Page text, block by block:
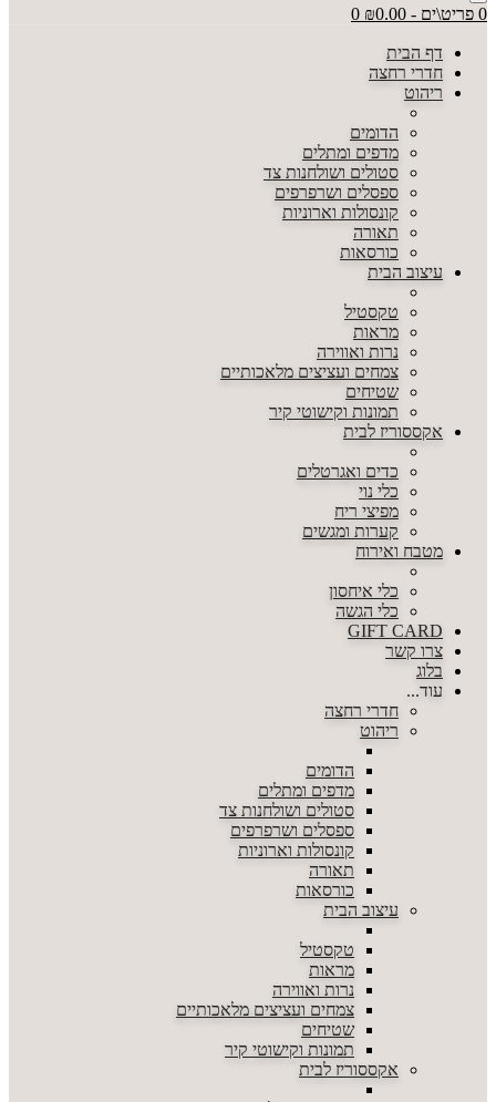
0 פריט\ים - ₪0.00 0
דף הבית
חדרי רחצה
ריהוט
הדומים
מדפים ומתלים
סטולים ושולחנות צד
ספסלים ושרפרפים
קונסולות וארוניות
תאורה
כורסאות
עיצוב הבית
טקסטיל
מראות
נרות ואווירה
צמחים ועציצים מלאכותיים
שטיחים
תמונות וקישוטי קיר
אקססוריז לבית
כדים ואגרטלים
כלי נוי
מפיצי ריח
קערות ומגשים
מטבח ואירוח
כלי איחסון
כלי הגשה
GIFT CARD
צרו קשר
בלוג
עוד...
חדרי רחצה
ריהוט
הדומים
מדפים ומתלים
סטולים ושולחנות צד
ספסלים ושרפרפים
קונסולות וארוניות
תאורה
כורסאות
עיצוב הבית
טקסטיל
מראות
נרות ואווירה
צמחים ועציצים מלאכותיים
שטיחים
תמונות וקישוטי קיר
אקססוריז לבית